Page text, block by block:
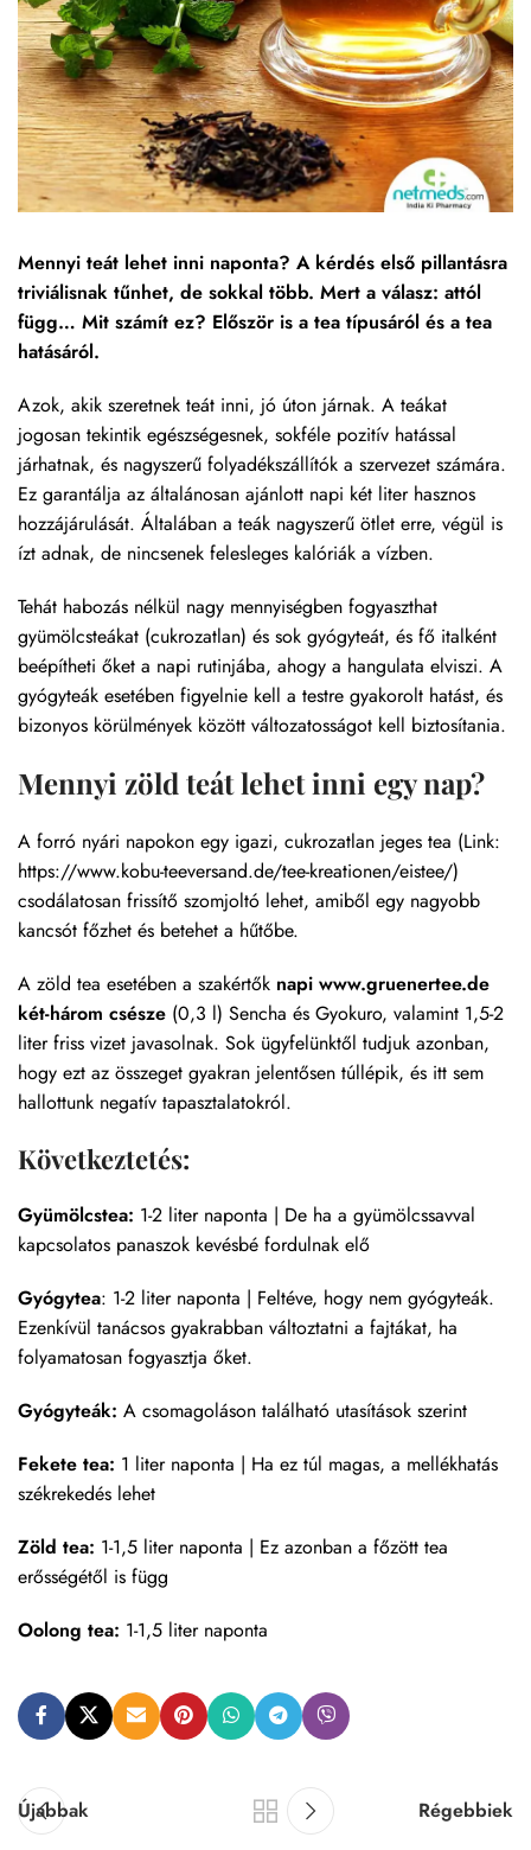
Mennyi teát lehet inni naponta? A kérdés első pillantásra
triviálisnak tűnhet, de sokkal több. Mert a válasz: attól
függ… Mit számít ez? Először is a tea típusáról és a tea
hatásáról.
Azok, akik szeretnek teát inni, jó úton járnak. A teákat
jogosan tekintik egészségesnek, sokféle pozitív hatással
járhatnak, és nagyszerű folyadékszállítók a szervezet számára.
Ez garantálja az általánosan ajánlott napi két liter hasznos
hozzájárulását. Általában a teák nagyszerű ötlet erre, végül is
ízt adnak, de nincsenek felesleges kalóriák a vízben.
Tehát habozás nélkül nagy mennyiségben fogyaszthat
gyümölcsteákat (cukrozatlan) és sok gyógyteát, és fő italként
beépítheti őket a napi rutinjába, ahogy a hangulata elviszi. A
gyógyteák esetében figyelnie kell a testre gyakorolt hatást, és
bizonyos körülmények között változatosságot kell biztosítania.
Mennyi zöld teát lehet inni egy nap?
A forró nyári napokon egy igazi, cukrozatlan jeges tea (Link:
https://www.kobu-teeversand.de/tee-kreationen/eistee/)
csodálatosan frissítő szomjoltó lehet, amiből egy nagyobb
kancsót főzhet és betehet a hűtőbe.
A zöld tea esetében a szakértők napi www.gruenertee.de
két-három csésze (0,3 l) Sencha és Gyokuro, valamint 1,5-2
liter friss vizet javasolnak. Sok ügyfelünktől tudjuk azonban,
hogy ezt az összeget gyakran jelentősen túllépik, és itt sem
hallottunk negatív tapasztalatokról.
Következtetés:
Gyümölcstea: 1-2 liter naponta | De ha a gyümölcssavval
kapcsolatos panaszok kevésbé fordulnak elő
Gyógytea: 1-2 liter naponta | Feltéve, hogy nem gyógyteák.
Ezenkívül tanácsos gyakrabban változtatni a fajtákat, ha
folyamatosan fogyasztja őket.
Gyógyteák: A csomagoláson található utasítások szerint
Fekete tea: 1 liter naponta | Ha ez túl magas, a mellékhatás
székrekedés lehet
Zöld tea: 1-1,5 liter naponta | Ez azonban a főzött tea
erősségétől is függ
Oolong tea: 1-1,5 liter naponta
Újabbak Régebbiek